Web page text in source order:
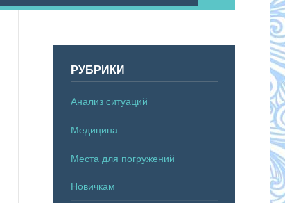
РУБРИКИ
Анализ ситуаций
Медицина
Места для погружений
Новичкам